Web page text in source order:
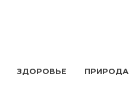
ЗДОРОВЬЕ ПРИРОДА